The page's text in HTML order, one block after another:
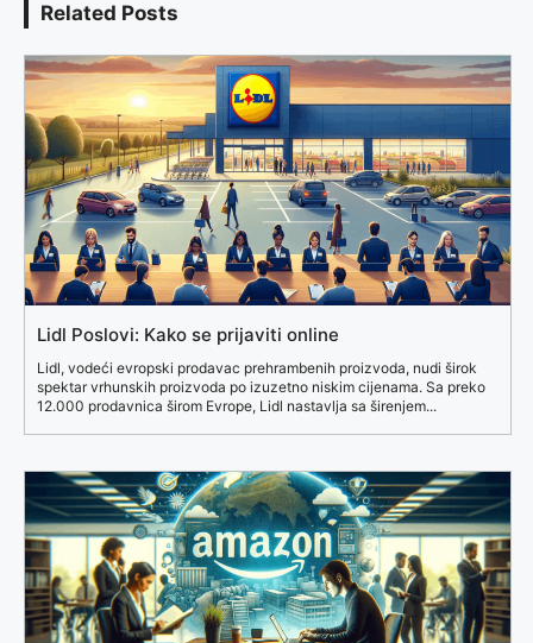
Related Posts
Lidl Poslovi: Kako se prijaviti online
Lidl, vodeći evropski prodavac prehrambenih proizvoda, nudi širok
spektar vrhunskih proizvoda po izuzetno niskim cijenama. Sa preko
12.000 prodavnica širom Evrope, Lidl nastavlja sa širenjem...